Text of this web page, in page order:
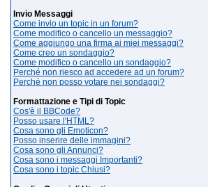
Invio Messaggi
Come invio un topic in un forum?
Come modifico o cancello un messaggio?
Come aggiungo una firma ai miei messaggi?
Come creo un sondaggio?
Come modifico o cancello un sondaggio?
Perché non riesco ad accedere ad un forum?
Perché non posso votare nei sondaggi?
Formattazione e Tipi di Topic
Cos'è il BBCode?
Posso usare l'HTML?
Cosa sono gli Emoticon?
Posso inserire delle immagini?
Cosa sono gli Annunci?
Cosa sono i messaggi Importanti?
Cosa sono i topic Chiusi?